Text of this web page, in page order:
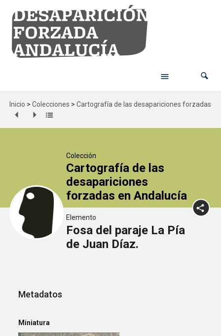
Inicio > Colecciones > Cartografía de las desapariciones forzadas
Colección
Cartografía de las
desapariciones
forzadas en Andalucía
Elemento
Fosa del paraje La Pía
de Juan Díaz.
Metadatos
Miniatura